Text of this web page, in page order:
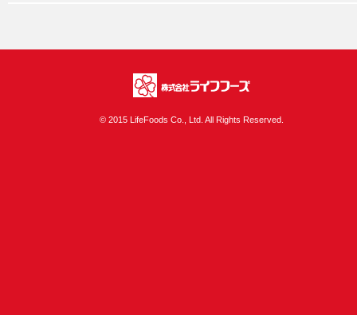
© 2015 LifeFoods Co., Ltd. All Rights Reserved.